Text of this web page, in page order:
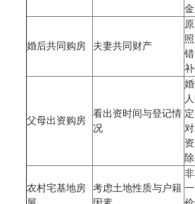
婚后共同购房 夫妻共同财产
父母出资购房
看出资时间与登记情
况
农村宅基地房
考虑土地性质与户籍